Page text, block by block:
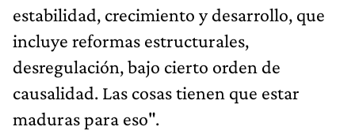
estabilidad, crecimiento y desarrollo, que
incluye reformas estructurales,
desregulación, bajo cierto orden de
causalidad. Las cosas tienen que estar
maduras para eso".